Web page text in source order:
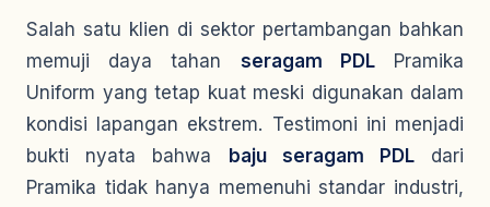
Salah satu klien di sektor pertambangan bahkan
memuji daya tahan seragam PDLPramika
Uniform yang tetap kuat meski digunakan dalam
kondisi lapangan ekstrem. Testimoni ini menjadi
bukti nyata bahwa
baju seragam PDLdari
Pramika tidak hanya memenuhi standar industri,